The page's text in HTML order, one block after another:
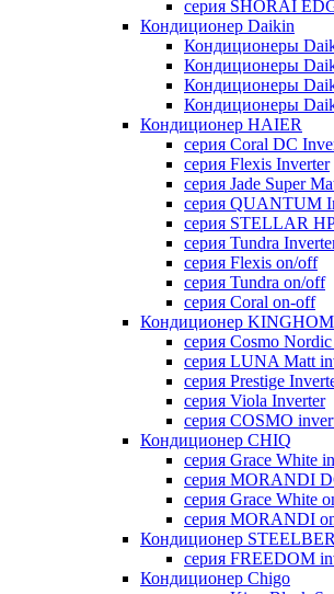
серия SHORAI
Кондиционер Daikin
Кондиционеры
Кондиционеры
Кондиционеры
Кондиционеры
Кондиционер HAIER
серия Coral DC
серия Flexis Inverter
серия Jade Super
серия QUANTUM
серия STELLAR
серия Tundra
серия Flexis on/off
серия Tundra on/off
серия Coral on-off
Кондиционер
серия Cosmo
серия LUNA Matt
серия Prestige
серия Viola Inverter
серия COSMO
Кондиционер CHIQ
серия Grace White
серия MORANDI
серия Grace White
серия MORANDI
Кондиционер
серия FREEDOM
Кондиционер Chigo